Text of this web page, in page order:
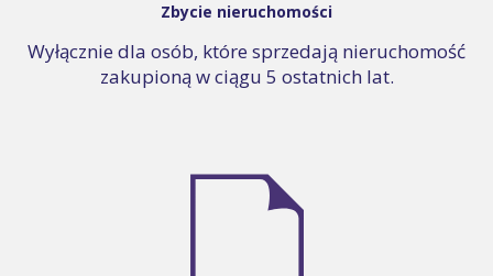
Zbycie nieruchomości
Wyłącznie dla osób, które sprzedają nieruchomość
zakupioną w ciągu 5 ostatnich lat.